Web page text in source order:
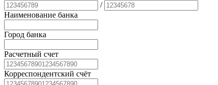
/
Наименование банка
Город банка
Расчетный счет
Корреспондентский счёт